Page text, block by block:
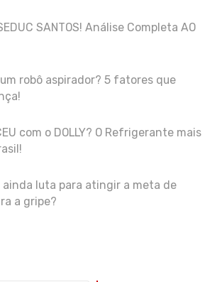
SANTOS! Análise Completa AO
robô aspirador? 5 fatores que
com o DOLLY? O Refrigerante mais
ainda luta para atingir a meta de
a gripe?